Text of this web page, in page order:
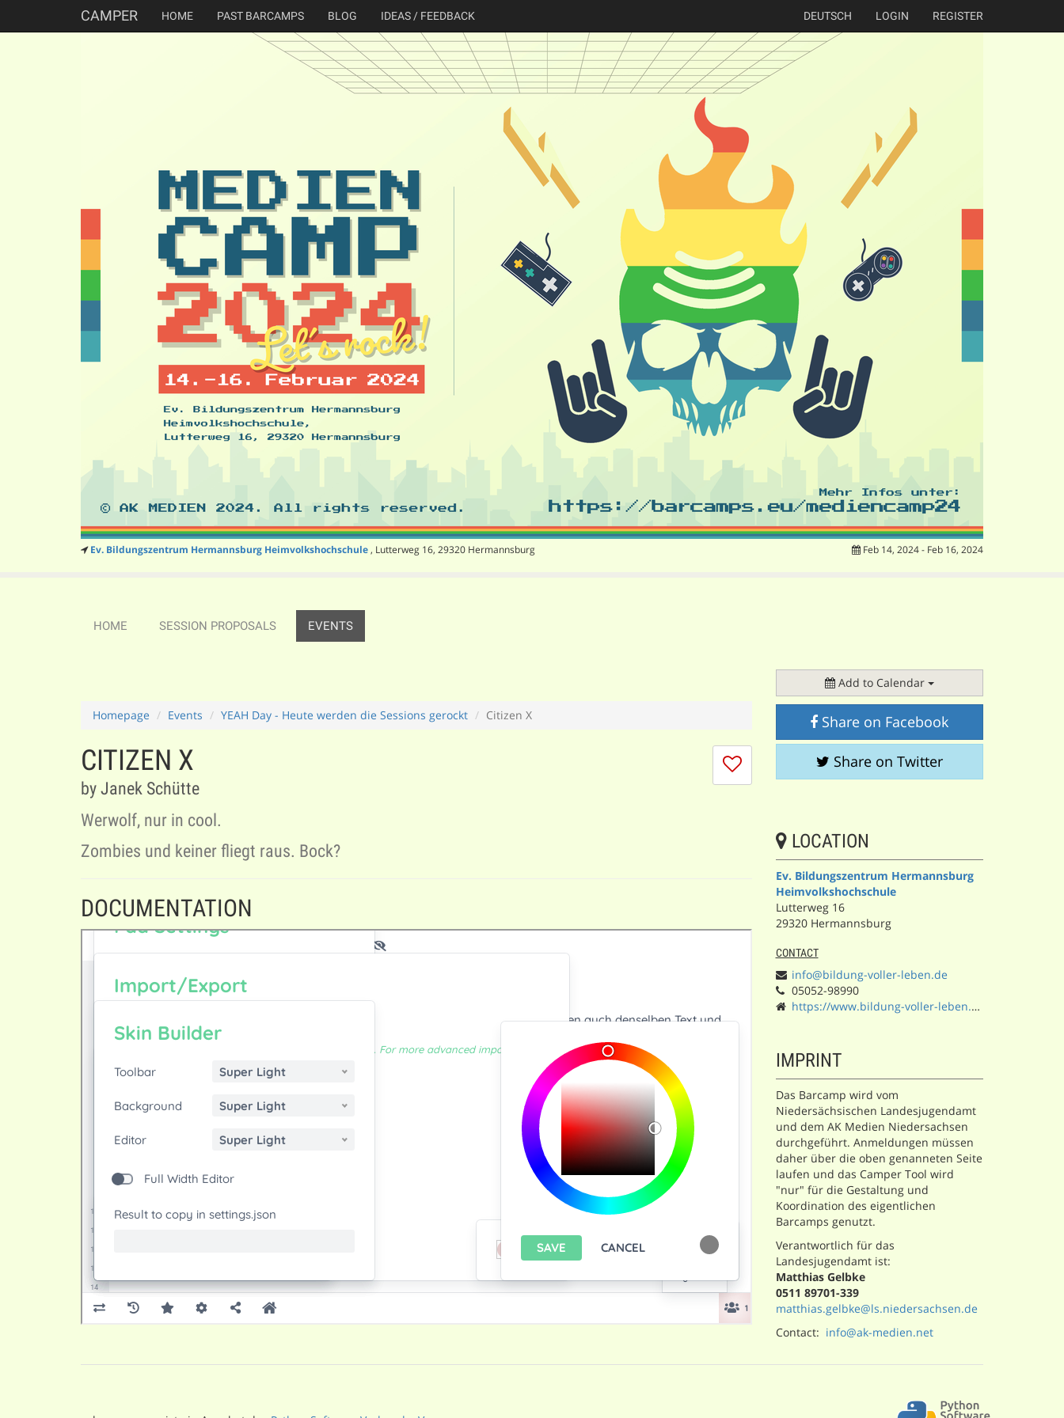
CAMPER HOME PAST BARCAMPS BLOG IDEAS / FEEDBACK DEUTSCH LOGIN REGISTER
Ev. Bildungszentrum Hermannsburg Heimvolkshochschule, Lutterweg 16, 29320 Hermannsburg Feb 14, 2024 - Feb 16, 2024
HOME SESSION PROPOSALS EVENTS
Homepage Events YEAH Day - Heute werden die Sessions gerockt Citizen X
I
don't
session
CITIZEN X
by Janek Schütte
Werwolf, nur in cool.
Zombies und keiner fliegt raus. Bock?
DOCUMENTATION
Add to Calendar
Share on Facebook
Share on Twitter
LOCATION
Ev. Bildungszentrum Hermannsburg
Heimvolkshochschule
Lutterweg 16
29320 Hermannsburg
CONTACT
info@bildung-voller-leben.de
05052-98990
https://www.bildung-voller-leben.de/
IMPRINT
Das Barcamp wird vom
Niedersächsischen Landesjugendamt
und dem AK Medien Niedersachsen
durchgeführt. Anmeldungen müssen
daher über die oben genanneten Seite
laufen und das Camper Tool wird
"nur" für die Gestaltung und
Koordination des eigentlichen
Barcamps genutzt.
Verantwortlich für das
Landesjugendamt ist:
Matthias Gelbke
0511 89701-339
matthias.gelbke@ls.niedersachsen.de
Contact: info@ak-medien.net